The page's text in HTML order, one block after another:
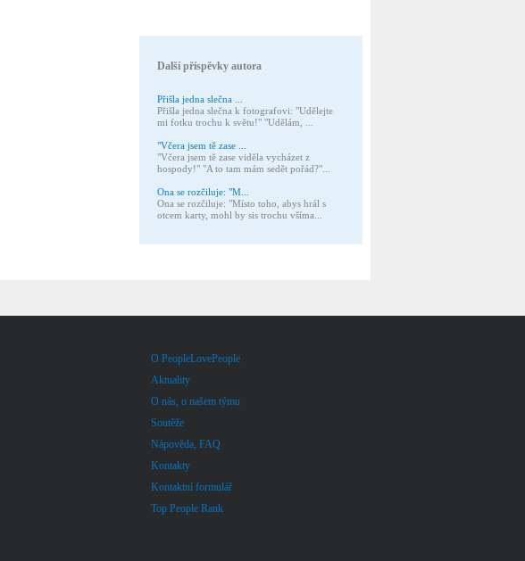
Další příspěvky autora
Přišla jedna slečna ...
Přišla jedna slečna k fotografovi: "Udělejte
mi fotku trochu k světu!" "Udělám, ...
"Včera jsem tě zase ...
"Včera jsem tě zase viděla vycházet z
hospody!" "A to tam mám sedět pořád?"...
Ona se rozčiluje: "M...
Ona se rozčiluje: "Místo toho, abys hrál s
otcem karty, mohl by sis trochu všíma...
O PeopleLovePeople
Aktuality
O nás, o našem týmu
Soutěže
Nápověda, FAQ
Kontakty
Kontaktní formulář
Top People Rank